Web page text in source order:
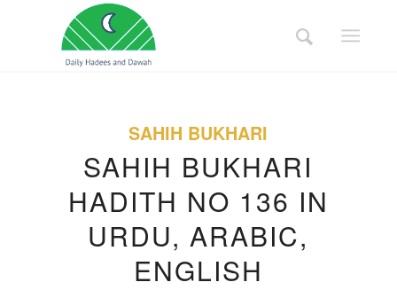
SAHIH BUKHARI
SAHIH BUKHARI
HADITH NO 136 IN
URDU, ARABIC,
ENGLISH